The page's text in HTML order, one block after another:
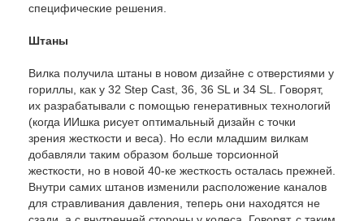
специфические решения.
Штаны
Вилка получила штаны в новом дизайне с отверстиями у
гориллы, как у 32 Step Cast, 36, 36 SL и 34 SL. Говорят,
их разрабатывали с помощью генеративных технологий
(когда ИИшка рисует оптимальный дизайн с точки
зрения жесткости и веса). Но если младшим вилкам
добавляли таким образом больше торсионной
жесткости, но в новой 40-ке жесткость осталась прежней.
Внутри самих штанов изменили расположение каналов
для стравливания давления, теперь они находятся не